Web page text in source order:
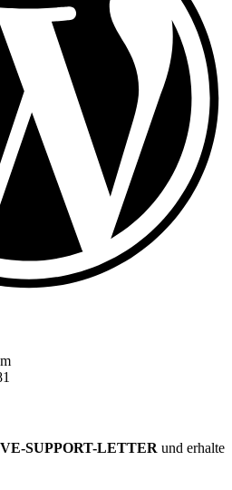
SUPPORT-LETTER und erhalte